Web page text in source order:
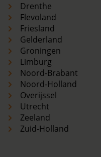
Drenthe
Flevoland
Friesland
Gelderland
Groningen
Limburg
Noord-Brabant
Noord-Holland
Overijssel
Utrecht
Zeeland
Zuid-Holland